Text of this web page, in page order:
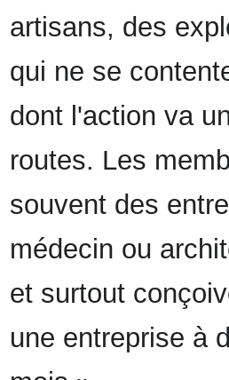
artisans, des
qui ne se
dont l'action va
routes. Les
souvent des
médecin ou
et surtout
une entreprise à